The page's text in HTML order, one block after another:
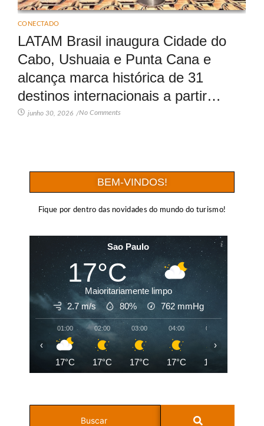
CONECTADO
LATAM Brasil inaugura Cidade do
Cabo, Ushuaia e Punta Cana e
alcança marca histórica de 31
destinos internacionais a partir…
junho 30, 2026 /No Comments
BEM-VINDOS!
Fique por dentro das novidades do mundo do turismo!
Sao Paulo
17°C
Maioritariamente limpo
2.7 m/s
80% 762 mmHg
01:00
17°C
02:00
17°C
03:00
17°C
04:00
17°C
05:00
17°C
‹ ›